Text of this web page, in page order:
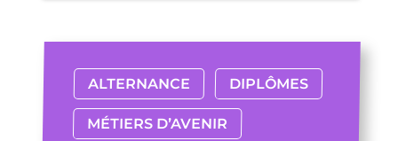
ALTERNANCE DIPLÔMES
MÉTIERS D’AVENIR